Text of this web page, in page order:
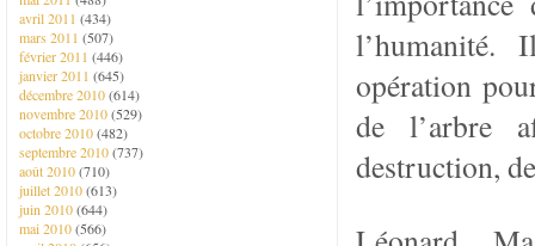
avril 2011 (434)
mars 2011 (507)
février 2011 (446)
janvier 2011 (645)
décembre 2010(614)
novembre 2010(529)
octobre 2010(482)
septembre 2010(737)
août 2010(710)
juillet 2010(613)
juin 2010(644)
mai 2010(566)
l’humanité.
opération
de l’arbre
destruction,